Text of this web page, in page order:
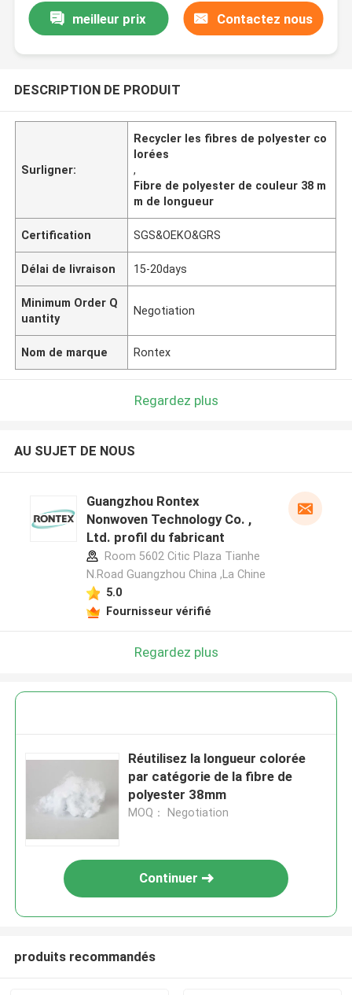
meilleur prix Contactez nous
DESCRIPTION DE PRODUIT
Surligner:
Recycler les fibres de polyester co
lorées
,
Fibre de polyester de couleur 38 m
m de longueur
Certification SGS&OEKO&GRS
Délai de livraison 15-20days
Minimum Order Q
uantity
Negotiation
Nom de marque Rontex
Regardez plus
AU SUJET DE NOUS
Guangzhou Rontex
Nonwoven Technology Co. ,
Ltd. profil du fabricant
Room 5602 Citic Plaza Tianhe
N.Road Guangzhou China ,La Chine
5.0
Fournisseur vérifié
Regardez plus
Réutilisez la longueur colorée
par catégorie de la fibre de
polyester 38mm
MOQ： Negotiation
Continuer
produits recommandés